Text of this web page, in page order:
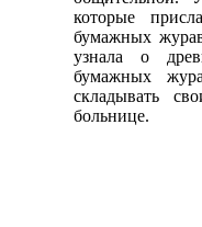
которые
бумажных
узнала о
бумажных
складывать
больнице.